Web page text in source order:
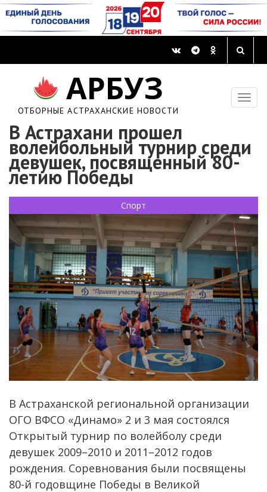
АРБУЗ
ОТБОРНЫЕ АСТРАХАНСКИЕ НОВОСТИ
В Астрахани прошел
волейбольный турнир среди
девушек, посвященный 80-
летию Победы
Спорт
В Астраханской региональной организации
ОГО ВФСО «Динамо» 2 и 3 мая состоялся
Открытый турнир по волейболу среди
девушек 2009–2010 и 2011–2012 годов
рождения. Соревнования были посвящены
80-й годовщине Победы в Великой